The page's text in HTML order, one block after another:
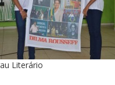
Literário